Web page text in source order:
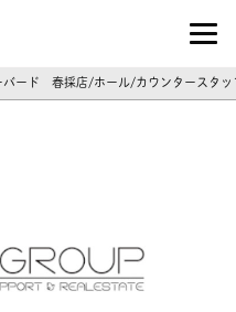
求人・転職ならパチンコヒーロ
バード 春採店/ホール/カウンタースタ